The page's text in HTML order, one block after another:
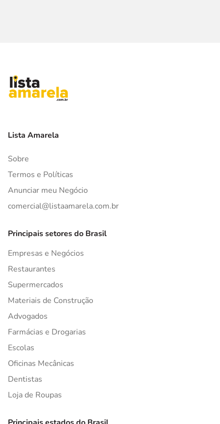
Lista Amarela
Sobre
Termos e Políticas
Anunciar meu Negócio
comercial@listaamarela.com.br
Principais setores do Brasil
Empresas e Negócios
Restaurantes
Supermercados
Materiais de Construção
Advogados
Farmácias e Drogarias
Escolas
Oficinas Mecânicas
Dentistas
Loja de Roupas